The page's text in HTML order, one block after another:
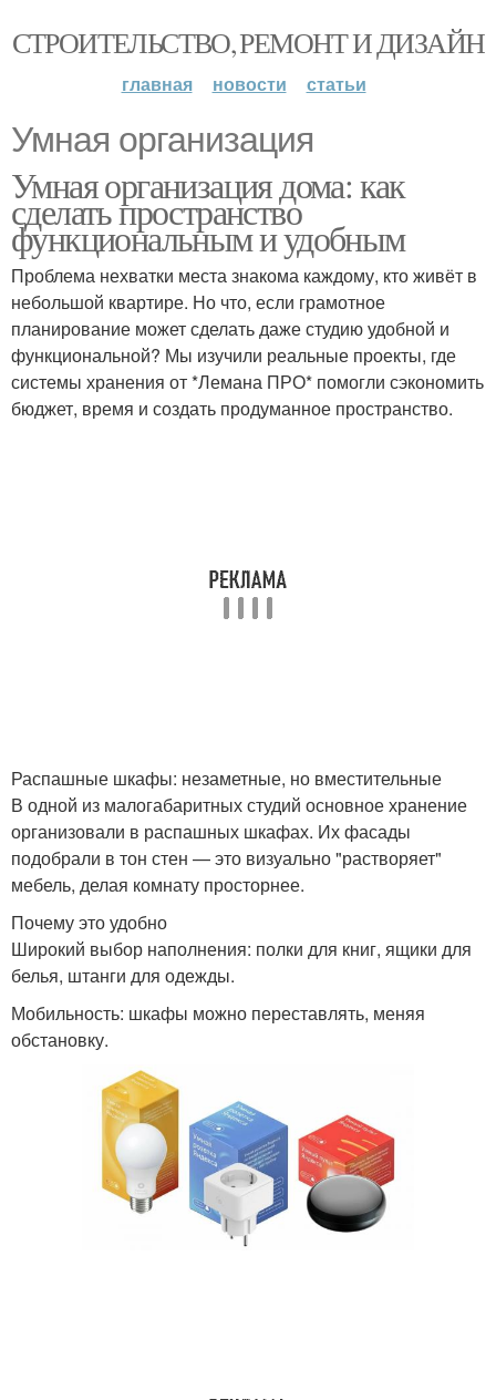
СТРОИТЕЛЬСТВО, РЕМОНТ И ДИЗАЙН
главная новости статьи
Умная организация
Умная организация дома: как
сделать пространство
функциональным и удобным
Проблема нехватки места знакома каждому, кто живёт в
небольшой квартире. Но что, если грамотное
планирование может сделать даже студию удобной и
функциональной? Мы изучили реальные проекты, где
системы хранения от *Лемана ПРО* помогли сэкономить
бюджет, время и создать продуманное пространство.
Распашные шкафы: незаметные, но вместительные
В одной из малогабаритных студий основное хранение
организовали в распашных шкафах. Их фасады
подобрали в тон стен — это визуально "растворяет"
мебель, делая комнату просторнее.
Почему это удобно
Широкий выбор наполнения: полки для книг, ящики для
белья, штанги для одежды.
Мобильность: шкафы можно переставлять, меняя
обстановку.